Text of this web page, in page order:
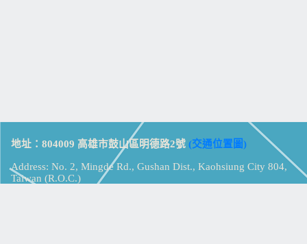
地址：804009 高雄市鼓山區明德路2號 (交通位置圖)
Address: No. 2, Mingde Rd., Gushan Dist., Kaohsiung City 804,
Taiwan (R.O.C.)